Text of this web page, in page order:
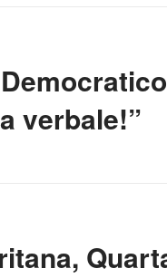
verbale!”